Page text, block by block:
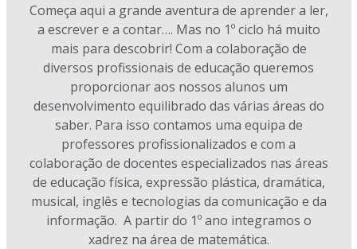
Começa aqui a grande aventura de aprender a ler,
a escrever e a contar…. Mas no 1º ciclo há muito
mais para descobrir! Com a colaboração de
diversos profissionais de educação queremos
proporcionar aos nossos alunos um
desenvolvimento equilibrado das várias áreas do
saber. Para isso contamos uma equipa de
professores profissionalizados e com a
colaboração de docentes especializados nas áreas
de educação física, expressão plástica, dramática,
musical, inglês e tecnologias da comunicação e da
informação. A partir do 1º ano integramos o
xadrez na área de matemática.